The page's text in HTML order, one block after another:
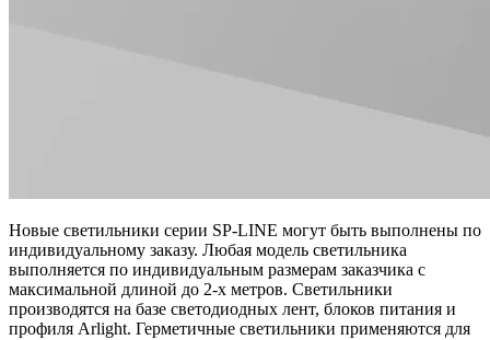
Новые светильники серии SP-LINE могут быть выполнены по
индивидуальному заказу. Любая модель светильника
выполняется по индивидуальным размерам заказчика с
максимальной длиной до 2-х метров. Светильники
производятся на базе светодиодных лент, блоков питания и
профиля Arlight. Герметичные светильники применяются для